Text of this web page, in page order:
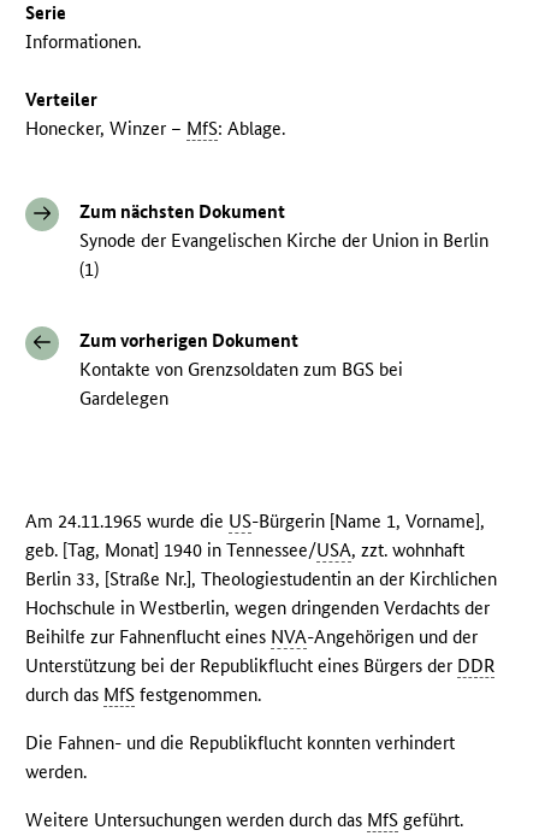
Serie
Informationen.
Verteiler
Honecker, Winzer – MfS: Ablage.
Zum nächsten Dokument
Synode der Evangelischen Kirche der Union in Berlin
(1)
Zum vorherigen Dokument
Kontakte von Grenzsoldaten zum BGS bei
Gardelegen
Am 24.11.1965 wurde die US-Bürgerin [Name 1, Vorname],
geb. [Tag, Monat] 1940 in Tennessee/USA, zzt. wohnhaft
Berlin 33, [Straße Nr.], Theologiestudentin an der Kirchlichen
Hochschule in Westberlin, wegen dringenden Verdachts der
Beihilfe zur Fahnenflucht eines NVA-Angehörigen und der
Unterstützung bei der Republikflucht eines Bürgers der DDR
durch das MfS festgenommen.
Die Fahnen- und die Republikflucht konnten verhindert
werden.
Weitere Untersuchungen werden durch das MfS geführt.